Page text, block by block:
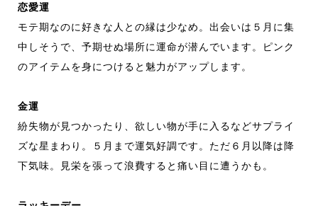
恋愛運
モテ期なのに好きな人との縁は少なめ。出会いは５月に集
中しそうで、予期せぬ場所に運命が潜んでいます。ピンク
のアイテムを身につけると魅力がアップします。
金運
紛失物が見つかったり、欲しい物が手に入るなどサプライ
ズな星まわり。５月まで運気好調です。ただ６月以降は降
下気味。見栄を張って浪費すると痛い目に遭うかも。